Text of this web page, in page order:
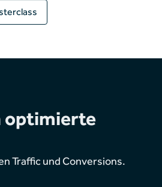
optimierte
Traffic und Conversions.